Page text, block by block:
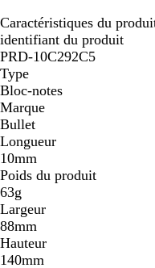
Caractéristiques du
identifiant du produit
PRD-10C292C5
Type
Bloc-notes
Marque
Bullet
Longueur
10mm
Poids du produit
63g
Largeur
88mm
Hauteur
140mm